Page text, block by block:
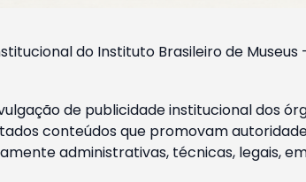
do Instituto Brasileiro de
de publicidade institucional dos
conteúdos que promovam
administrativas, técnicas, legais,